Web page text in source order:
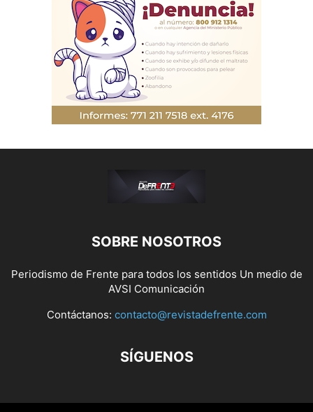
SOBRE NOSOTROS
Periodismo de Frente para todos los sentidos Un medio de
AVSI Comunicación
Contáctanos: contacto@revistadefrente.com
SÍGUENOS